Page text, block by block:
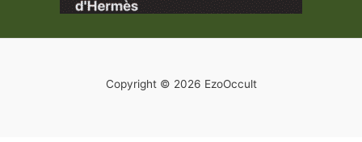
Copyright © 2026 EzoOccult